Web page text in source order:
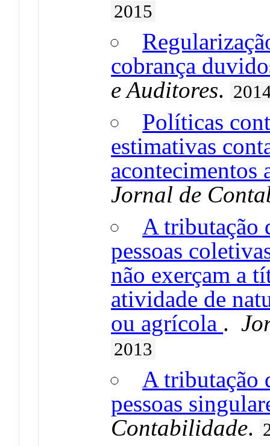
2015
cobrança
e Auditores.
Políticas
estimativas
acontecimentos
Jornal de
A tributação
pessoas
não exerçam a
atividade de
ou agrícola .
2013
A tributação
pessoas
Contabilidade.